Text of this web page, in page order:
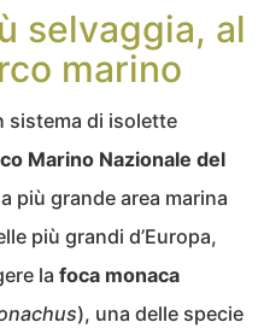
selvaggia, al
marino
sistema di isolette
Marino Nazionale del
più grande area marina
più grandi d’Europa,
la foca monaca
), una delle specie